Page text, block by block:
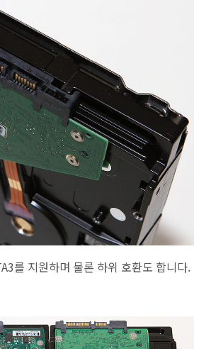
를 지원하며 물론 하위 호환도 합니다.